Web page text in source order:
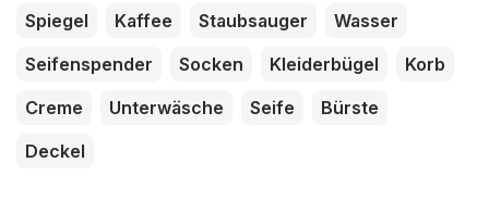
Spiegel Kaffee Staubsauger
Wasser
Seifenspender
Socken Kleiderbügel
Korb
Creme
Unterwäsche Seife
Bürste
Deckel